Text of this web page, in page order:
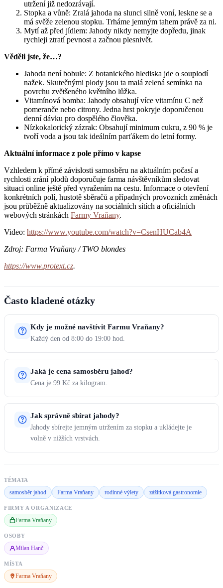
utržení již nedozrávají.
Stopka a vůně: Zralá jahoda na slunci silně voní, leskne se a
má svěže zelenou stopku. Trháme jemným tahem právě za ni.
Mytí až před jídlem: Jahody nikdy nemyjte dopředu, jinak
rychleji ztratí pevnost a začnou plesnivět.
Věděli jste, že…?
Jahoda není bobule: Z botanického hlediska jde o souplodí
nažek. Skutečnými plody jsou ta malá zelená semínka na
povrchu zvětšeného květního lůžka.
Vitamínová bomba: Jahody obsahují více vitamínu C než
pomeranče nebo citrony. Jedna hrst pokryje doporučenou
denní dávku pro dospělého člověka.
Nízkokalorický zázrak: Obsahují minimum cukru, z 90 % je
tvoří voda a jsou tak ideálním parťákem do letní formy.
Aktuální informace z pole přímo v kapse
Vzhledem k přímé závislosti samosběru na aktuálním počasí a
rychlosti zrání plodů doporučuje farma návštěvníkům sledovat
situaci online ještě před vyražením na cestu. Informace o otevření
konkrétních polí, hustotě sběračů a případných provozních změnách
jsou průběžně aktualizovány na sociálních sítích a oficiálních
webových stránkách Farmy Vraňany.
Video: https://www.youtube.com/watch?v=CsenHUCab4A
Zdroj: Farma Vraňany / TWO blondes
https://www.protext.cz.
Často kladené otázky
Kdy je možné navštívit Farmu Vraňany?
Každý den od 8:00 do 19:00 hod.
Jaká je cena samosběru jahod?
Cena je 99 Kč za kilogram.
Jak správně sbírat jahody?
Jahody sbírejte jemným utržením za stopku a ukládejte je
volně v nižších vrstvách.
TÉMATA
samosběr jahod Farma Vraňany rodinné výlety zážitková gastronomie
FIRMY A ORGANIZACE
Farma Vraňany
OSOBY
Milan Hanč
MÍSTA
Farma Vraňany